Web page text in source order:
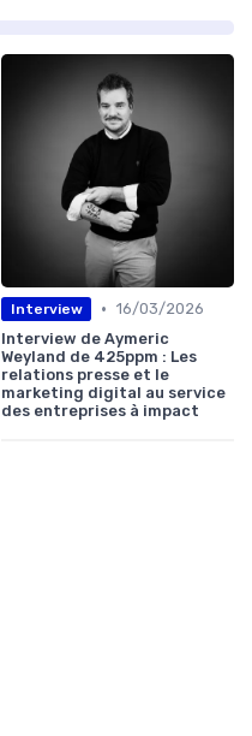
Interview • 16/03/2026
Interview de Aymeric
Weyland de 425ppm : Les
relations presse et le
marketing digital au service
des entreprises à impact